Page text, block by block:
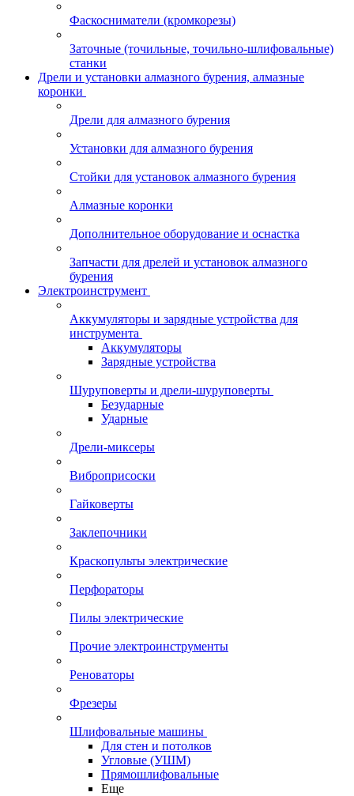
Фаскосниматели (кромкорезы)
Заточные (точильные, точильно-шлифовальные)
станки
Дрели и установки алмазного бурения, алмазные
коронки
Дрели для алмазного бурения
Установки для алмазного бурения
Стойки для установок алмазного бурения
Алмазные коронки
Дополнительное оборудование и оснастка
Запчасти для дрелей и установок алмазного
бурения
Электроинструмент
Аккумуляторы и зарядные устройства для
инструмента
Аккумуляторы
Зарядные устройства
Шуруповерты и дрели-шуруповерты
Безударные
Ударные
Дрели-миксеры
Виброприсоски
Гайковерты
Заклепочники
Краскопульты электрические
Перфораторы
Пилы электрические
Прочие электроинструменты
Реноваторы
Фрезеры
Шлифовальные машины
Для стен и потолков
Угловые (УШМ)
Прямошлифовальные
Еще